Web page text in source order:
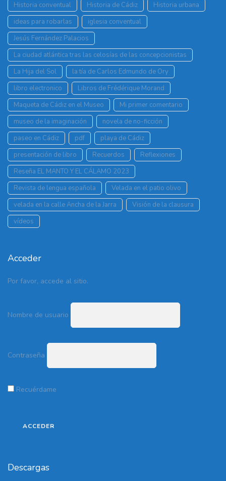
Historia conventual
Historia de Cádiz
Historia urbana
ideas para robarlas
iglesia conventual
Jesús Fernández Palacios
La ciudad atlántica tras las celosías de las concepcionistas
La Hija del Sol
la tía de Carlos Edmundo de Ory
libro electronico
Libros de Frédérique Morand
Maqueta de Cádiz en el Museo
Mi primer comentario
museo de la imaginación
novela de no-ficción
paseo en Cádiz
pdf
playa de Cádiz
presentación de libro
Recuerdos
Reflexiones
Reseña EL MANTO Y EL CÁLAMO 2023
Revista de lengua española
Velada en el patio olivo
velada en la calle Ancha de la Jarra
Visión de la clausura
vídeos
Acceder
Por favor, accede al sitio.
Nombre de usuario
Contraseña
Recuérdame
Descargas